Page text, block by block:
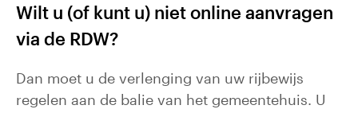
Wilt u (of kunt u) niet online aanvragen
via de RDW?
Dan moet u de verlenging van uw rijbewijs
regelen aan de balie van het gemeentehuis. U